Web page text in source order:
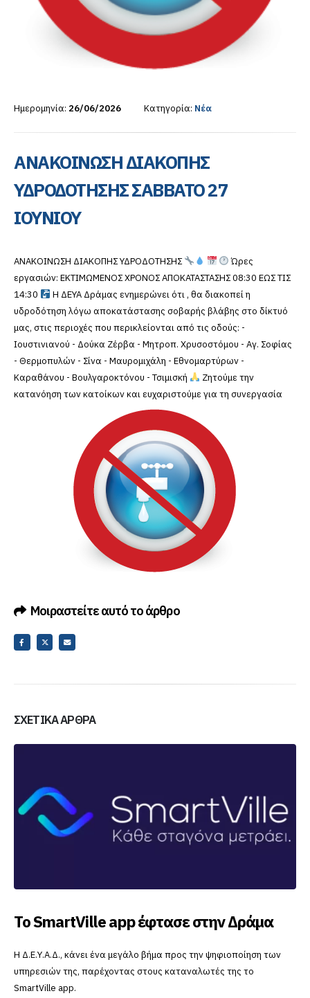
Ημερομηνία: 26/06/2026 Κατηγορία: Νέα
ΑΝΑΚΟΙΝΩΣΗ ΔΙΑΚΟΠΗΣ
ΥΔΡΟΔΟΤΗΣΗΣ ΣΑΒΒΑΤΟ 27
ΙΟΥΝΙΟΥ
ΑΝΑΚΟΙΝΩΣΗ ΔΙΑΚΟΠΗΣ ΥΔΡΟΔΟΤΗΣΗΣ
Ώρες
εργασιών: ΕΚΤΙΜΩΜΕΝΟΣ ΧΡΟΝΟΣ ΑΠΟΚΑΤΑΣΤΑΣΗΣ 08:30 ΕΩΣ ΤΙΣ
14:30
Η ΔΕΥΑ Δράμας ενημερώνει ότι , θα διακοπεί η
υδροδότηση λόγω αποκατάστασης σοβαρής βλάβης στο δίκτυό
μας, στις περιοχές που περικλείονται από τις οδούς: -
Ιουστινιανού - Δούκα Ζέρβα - Μητροπ. Χρυσοστόμου - Αγ. Σοφίας
- Θερμοπυλών - Σίνα - Μαυρομιχάλη - Εθνομαρτύρων -
Καραθάνου - Βουλγαροκτόνου - Τσιμισκή
Ζητούμε την
κατανόηση των κατοίκων και ευχαριστούμε για τη συνεργασία
Μοιραστείτε αυτό το άρθρο
ΣΧΕΤΙΚΆ ΆΡΘΡΑ
Το SmartVille app έφτασε στην Δράμα
Η Δ.Ε.Υ.Α.Δ., κάνει ένα μεγάλο βήμα προς την ψηφιοποίηση των
υπηρεσιών της, παρέχοντας στους καταναλωτές της το
SmartVille app.